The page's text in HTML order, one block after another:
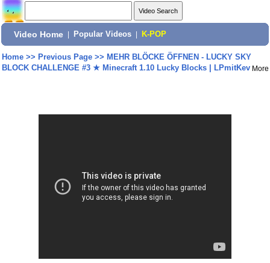
Video Home Popular Videos K-POP
Home>> Previous Page>> MEHR BLÖCKE ÖFFNEN - LUCKY SKY
BLOCK CHALLENGE #3 ★ Minecraft 1.10 Lucky Blocks | LPmitKev More